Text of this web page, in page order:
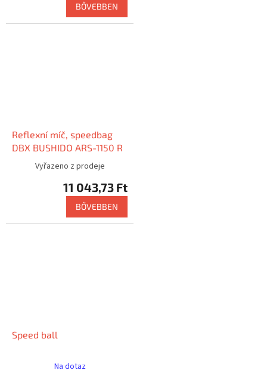
BŐVEBBEN
Reflexní míč, speedbag
DBX BUSHIDO ARS-1150 R
Vyřazeno z prodeje
11 043,73 Ft
BŐVEBBEN
Speed ball
Na dotaz